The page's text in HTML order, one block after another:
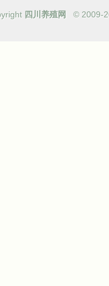
四川养殖网 © 2009-